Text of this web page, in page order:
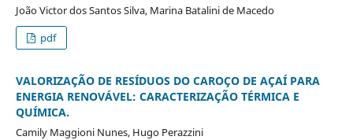
João Victor dos Santos Silva, Marina Batalini de Macedo
pdf
VALORIZAÇÃO DE RESÍDUOS DO CAROÇO DE AÇAÍ PARA
ENERGIA RENOVÁVEL: CARACTERIZAÇÃO TÉRMICA E
QUÍMICA.
Camily Maggioni Nunes, Hugo Perazzini